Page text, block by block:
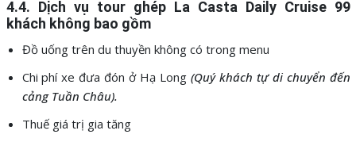
4.4. Dịch vụ tour ghép La Casta Daily Cruise 99
khách không bao gồm
Đồ uống trên du thuyền không có trong menu
Chi phí xe đưa đón ở Hạ Long (Quý khách tự di chuyển đến
cảng Tuần Châu).
Thuế giá trị gia tăng